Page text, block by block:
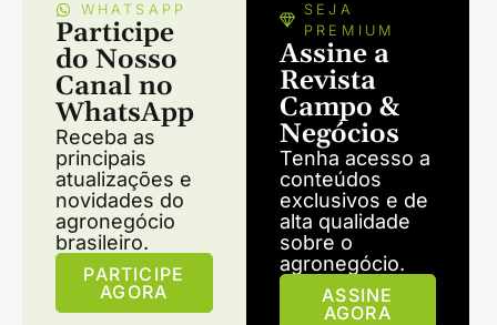
WHATSAPP
Participe
do Nosso
Canal no
WhatsApp
Receba as
principais
atualizações e
novidades do
agronegócio
brasileiro.
PARTICIPE
AGORA
SEJA
PREMIUM
Assine a
Revista
Campo &
Negócios
Tenha acesso a
conteúdos
exclusivos e de
alta qualidade
sobre o
agronegócio.
ASSINE
AGORA